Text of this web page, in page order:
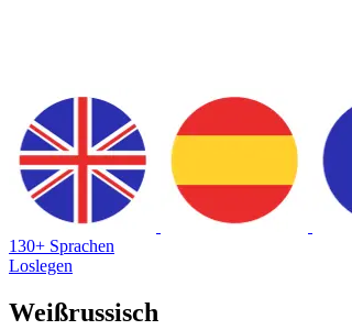
130+ Sprachen
Loslegen
Weißrussisch